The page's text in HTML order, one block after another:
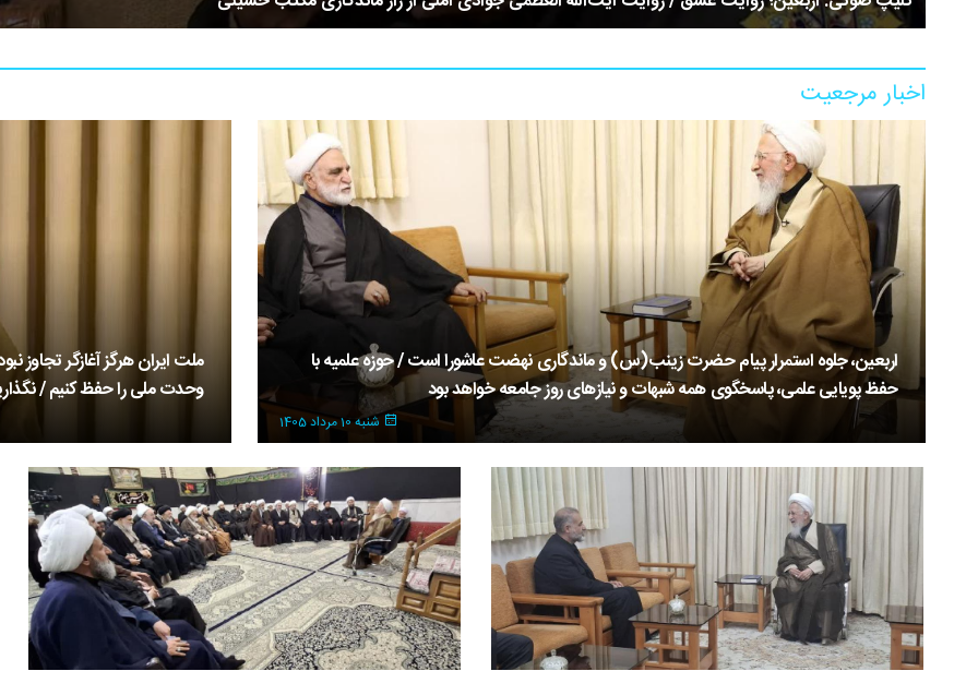
اخبار مرجعیت
اربعین، جلوه استمرار پیام حضرت زینب(س) و ماندگاری نهضت عاشورا است / حوزه علمیه با
حفظ پویایی علمی، پاسخگوی همه شبهات و نیازهای روز جامعه خواهد بود
پایگاه اطلاع‌رسانی اسراء: حجت‌الاسلام والمسلمین غلامحسین محسنی اژه‌ای، رئیس قوه
دیدار و گفت‌وگو کرد.
شنبه 10 مرداد 1405
ملت ایران هرگز آغازگر تجاوز
وحدت ملی را حفظ کنیم /
آیت‌الله العظمی جوادی آملی